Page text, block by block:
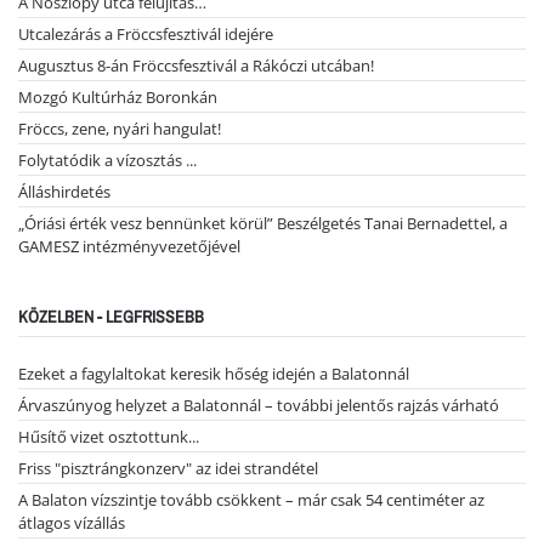
Utcalezárás a Fröccsfesztivál idejére
Augusztus 8-án Fröccsfesztivál a Rákóczi utcában!
Mozgó Kultúrház Boronkán
Fröccs, zene, nyári hangulat!
Folytatódik a vízosztás ...
Álláshirdetés
„Óriási érték vesz bennünket körül” Beszélgetés Tanai Bernadettel, a
GAMESZ intézményvezetőjével
KÖZELBEN - LEGFRISSEBB
Ezeket a fagylaltokat keresik hőség idején a Balatonnál
Árvaszúnyog helyzet a Balatonnál – további jelentős rajzás várható
Hűsítő vizet osztottunk...
Friss "pisztrángkonzerv" az idei strandétel
A Balaton vízszintje tovább csökkent – már csak 54 centiméter az
átlagos vízállás